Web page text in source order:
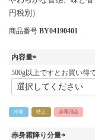
円税別）
商品番号 BY04190401
内容量
必
須
500g以上ですとお買い得で
冷蔵 特上 赤霜混合
赤身霜降り分量